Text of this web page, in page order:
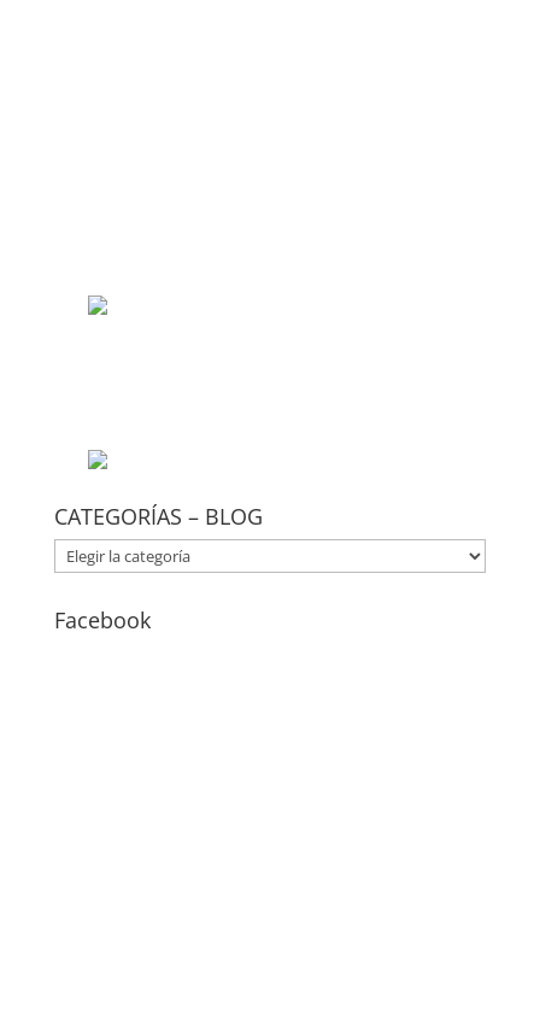
CATEGORÍAS – BLOG
CATEGORÍAS
–
BLOG
Facebook